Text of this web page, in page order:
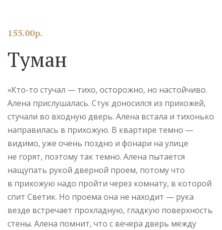
155.00р.
Туман
«Кто-то стучал — тихо, осторожно, но настойчиво.
Алена прислушалась. Стук доносился из прихожей,
стучали во входную дверь. Алена встала и тихонько
направилась в прихожую. В квартире темно —
видимо, уже очень поздно и фонари на улице
не горят, поэтому так темно. Алена пытается
нащупать рукой дверной проем, потому что
в прихожую надо пройти через комнату, в которой
спит Светик. Но проема она не находит — рука
везде встречает прохладную, гладкую поверхность
стены. Алена помнит, что с вечера дверь между